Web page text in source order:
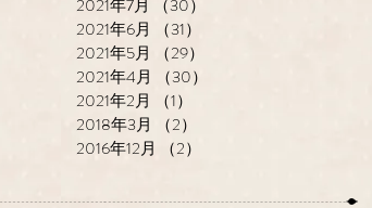
2021年7月
（30）
2021年6月
（31）
2021年5月
（29）
2021年4月
（30）
2021年2月
（1）
2018年3月
（2）
2016年12月
（2）